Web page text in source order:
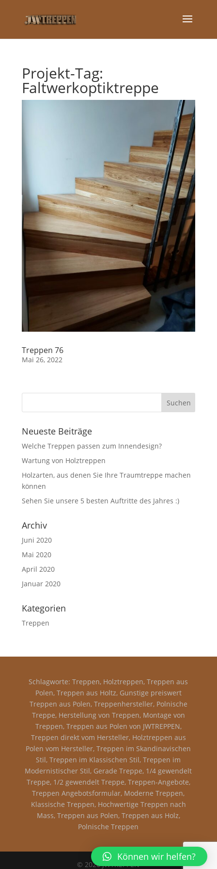
Projekt-Tag:
Faltwerkoptiktreppe
Treppen 76
Mai 26, 2022
Neueste Beiträge
Welche Treppen passen zum Innendesign?
Wartung von Holztreppen
Holzarten, aus denen Sie Ihre Traumtreppe machen
können
Sehen Sie unsere 5 besten Auftritte des Jahres :)
Archiv
Juni 2020
Mai 2020
April 2020
Januar 2020
Kategorien
Treppen
Schlagworte: Treppen, Holztreppen, Treppen aus
Polen, Treppen aus Holtz, Gunstige preiswert
Treppen aus Polen, Treppenhersteller, Polnische
Treppe, Herstellung von Treppen, Montage von
Treppen, Treppen aus Polen von JWTREPPEN,
Treppen direkt vom Hersteller, Holztreppen aus
Polen vom Hersteller, Treppen im Skandinavischen
Stil, Treppen im Klassischen Stil, Treppen im
Modernistischer Stil, Gerade Treppe, 1/4 gewendelt
Treppe, 1/2 gewendelt Treppe, Treppen-Angebote,
Treppen Angebotsformular, Moderne Treppen,
Klassische Treppen, Hochwertige Treppen nach
Mass, Treppen aus Polen, Treppen aus Holz,
Polnische Treppen
© 2020 JWTREPPEN
Können wir helfen?